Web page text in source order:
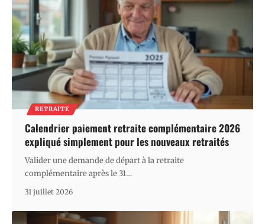
RETRAITE
Calendrier paiement retraite complémentaire 2026
expliqué simplement pour les nouveaux retraités
Valider une demande de départ à la retraite
complémentaire après le 31…
31 juillet 2026